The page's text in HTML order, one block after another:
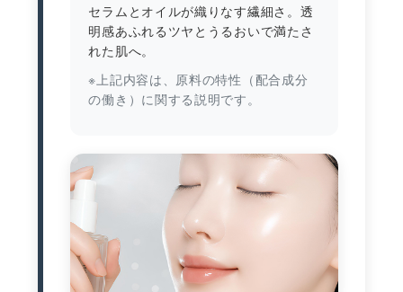
セラムとオイルが織りなす繊細さ。透
明感あふれるツヤとうるおいで満たさ
れた肌へ。
※上記内容は、原料の特性（配合成分
の働き）に関する説明です。